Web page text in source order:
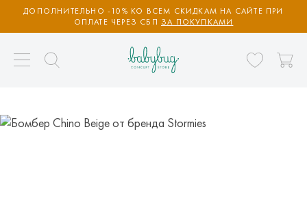
ДОПОЛНИТЕЛЬНО -10% КО ВСЕМ СКИДКАМ НА САЙТЕ ПРИ
ОПЛАТЕ ЧЕРЕЗ СБП ЗА ПОКУПКАМИ